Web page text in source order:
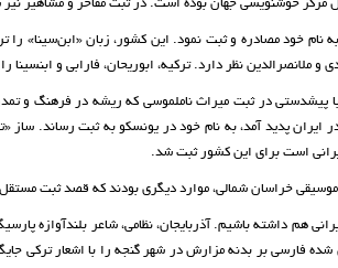
مرکز خوشنویسی جهان بوده است. در ثبت مفاخر و مشاهیر
نام خود مصادره و ثبت نمود. این کشور، زبان «ابن‌سینا»
ملانصرالدین نظر دارد. ترکیه، ابوریحان، فارابی و ابن­سینا
پیش­دستی در ثبت میراث ناملموسی که ریشه در فرهنگ و
پدید آمد، به نام خود در یونسکو به ثبت رساند. ساز
است برای این کشور ثبت شد.
خراسان شمالی، موارد دیگری بودند که قصد ثبت مستقل
هم داشته باشیم. آذربایجان، نظامی، شاعر بلندآوازه
شده فارسی بر بدنه مزارش در شهر گنجه را با اشعار ترکی